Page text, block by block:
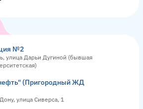
№2
улица Дарьи Дугиной (бывшая
(Пригородный ЖД
улица Сиверса, 1